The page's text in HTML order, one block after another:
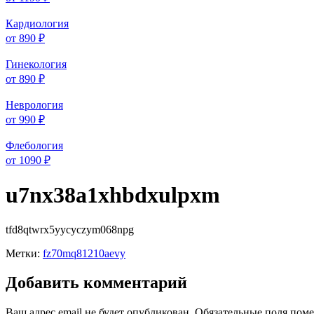
Кардиология
от 890 ₽
Гинекология
от 890 ₽
Неврология
от 990 ₽
Флебология
от 1090 ₽
u7nx38a1xhbdxulpxm
tfd8qtwrx5yycyczym068npg
Метки: fz70mq81210aevy
Добавить комментарий